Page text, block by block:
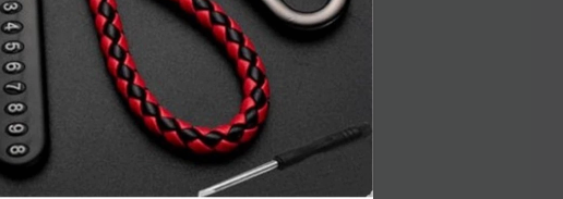
Kota Bima
SAMSAT Nusa Tenggara Barat,